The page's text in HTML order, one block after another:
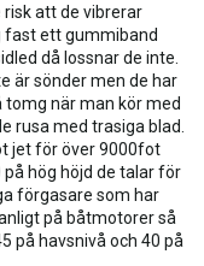
att de vibrerar
fast ett gummiband
då lossnar de inte.
är sönder men de har
när man kör med
rusa med trasiga blad.
jet för över 9000fot
hög höjd de talar för
förgasare som har
på båtmotorer så
på havsnivå och 40 på